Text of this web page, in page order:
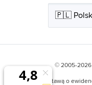
© 2005-
Zgodnie z Ustawą o